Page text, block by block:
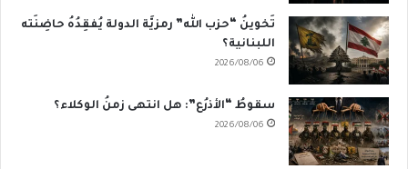
تَخوينُ “حزب الله” رمزيَّة الدولة يُفقِدُهُ حاضِنَته
اللبنانية؟
2026/08/06
سقوطُ “الأذرُع”: هل انتهى زمنُ الوكلاء؟
2026/08/06